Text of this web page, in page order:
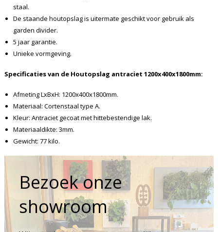
staal.
De staande houtopslag is uitermate geschikt voor gebruik als
garden divider.
5 jaar garantie.
Unieke vormgeving.
Specificaties van de Houtopslag antraciet 1200x400x1800mm:
Afmeting LxBxH: 1200x400x1800mm.
Materiaal: Cortenstaal type A.
Kleur: Antraciet gecoat met hittebestendige lak.
Materiaaldikte: 3mm.
Gewicht: 77 kilo.
Bezoek onze
showroom